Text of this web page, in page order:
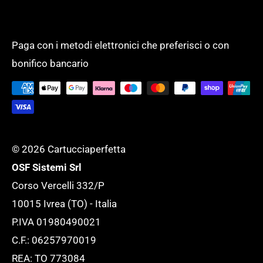
completo di oltre 50.000 prodotti per
supportare l'ufficio ed adattarlo ad ogni
esigenza.
SERVIZI GENERALI
Tempi di evasione
Tutte le novità
Paga con i metodi elettronici che preferisci o con
bonifico bancario
© 2026 Cartucciaperfetta
OSF Sistemi Srl
Corso Vercelli 332/P
10015 Ivrea (TO) - Italia
P.IVA 01980490021
C.F.: 06257970019
REA: TO 773084